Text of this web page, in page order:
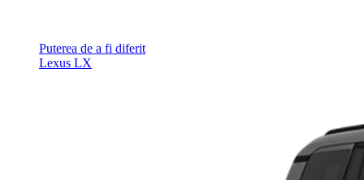
Puterea de a fi diferit
Lexus LX